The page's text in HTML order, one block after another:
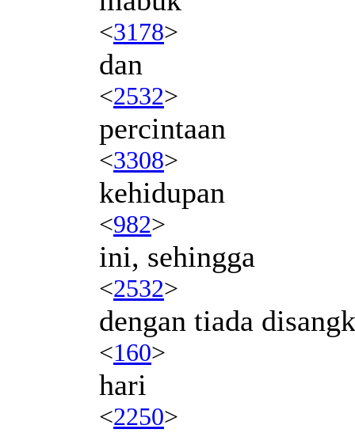
<3178>
dan
<2532>
percintaan
<3308>
kehidupan
<982>
ini, sehingga
<2532>
dengan tiada
<160>
hari
<2250>